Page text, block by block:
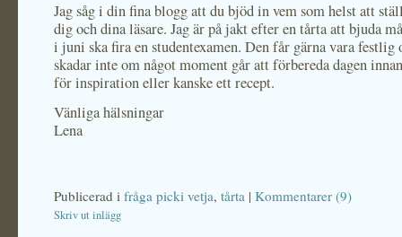
Jag såg i din fina blogg att du bjöd in vem som helst att
dig och dina läsare. Jag är på jakt efter en tårta att bjuda
i juni ska fira en studentexamen. Den får gärna vara festlig
skadar inte om något moment går att förbereda dagen
för inspiration eller kanske ett recept.
Vänliga hälsningar
Lena
Publicerad i fråga picki vetja, tårta | Kommentarer (9)
Skriv ut inlägg